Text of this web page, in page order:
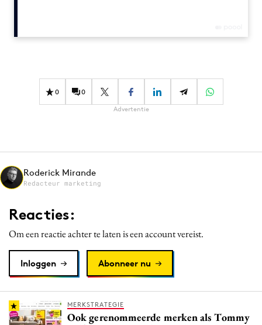
Effectiviteit
Interne communicatie
Martech
Media
Merkstrategie
Purpose Marketing
Reputatie & crisis
0 0
Advertentie
Roderick Mirande
Redacteur marketing
Reacties:
Om een reactie achter te laten is een account vereist.
Inloggen Abonneer nu
MERKSTRATEGIE
Ook gerenommeerde merken als Tommy